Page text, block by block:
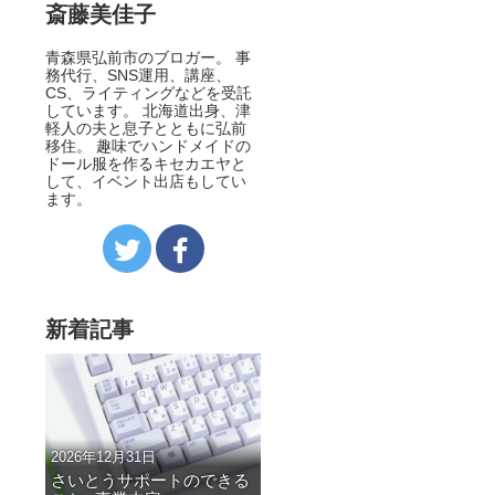
斎藤美佳子
青森県弘前市のブロガー。 事
務代行、SNS運用、講座、
CS、ライティングなどを受託
しています。 北海道出身、津
軽人の夫と息子とともに弘前
移住。 趣味でハンドメイドの
ドール服を作るキセカエヤと
して、イベント出店もしてい
ます。
新着記事
2026年12月31日
さいとうサポートのできる